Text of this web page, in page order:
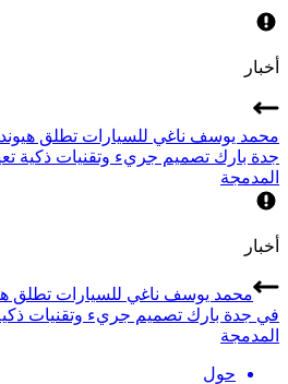
أخبار
محمد يوسف ناغي للسيارات تطلق
المدمجة
أخبار
محمد يوسف ناغي للسيارات تطلق
المدمجة
حول